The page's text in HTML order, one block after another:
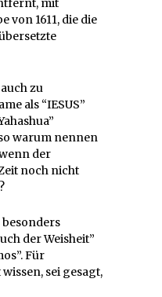
mit
von 1611, die die
zu
als “IESUS”
warum nennen
der
noch nicht
besonders
der Weisheit”
Für
sei gesagt,